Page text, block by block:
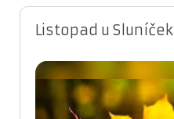
Listopad u Sluníček